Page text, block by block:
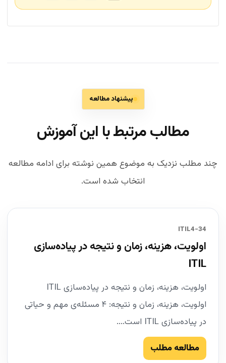
پیشنهاد مطالعه
مطالب مرتبط با این آموزش
چند مطلب نزدیک به موضوع همین نوشته برای ادامه مطالعه
انتخاب شده است.
34-ITIL4
اولویت، هزینه، زمان و نتیجه در پیاده‌سازی
ITIL
اولویت، هزینه، زمان و نتیجه در پیاده‌سازی ITIL
اولویت، هزینه، زمان و نتیجه: ۴ مسئله‌ی مهم و حیاتی
در پیاده‌سازی ITIL است....
مطالعه مطلب